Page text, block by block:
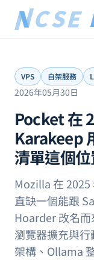
VPS 自架服務
2026年05月30日
Pocket 在
Karakeep
清單這個
Mozilla 在 2025
直缺一個能跟
Hoarder 改名而
瀏覽器擴充與
架構、Ollama